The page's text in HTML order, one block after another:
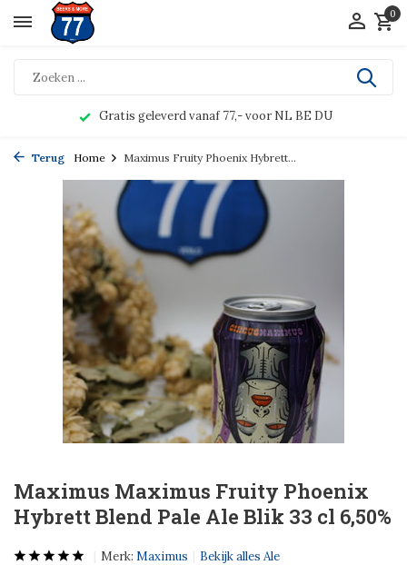
0
Gratis geleverd vanaf 77,- voor NL BE DU
Terug Home Maximus Fruity Phoenix Hybrett...
Maximus Maximus Fruity Phoenix
Hybrett Blend Pale Ale Blik 33 cl 6,50%
Merk: Maximus Bekijk alles Ale